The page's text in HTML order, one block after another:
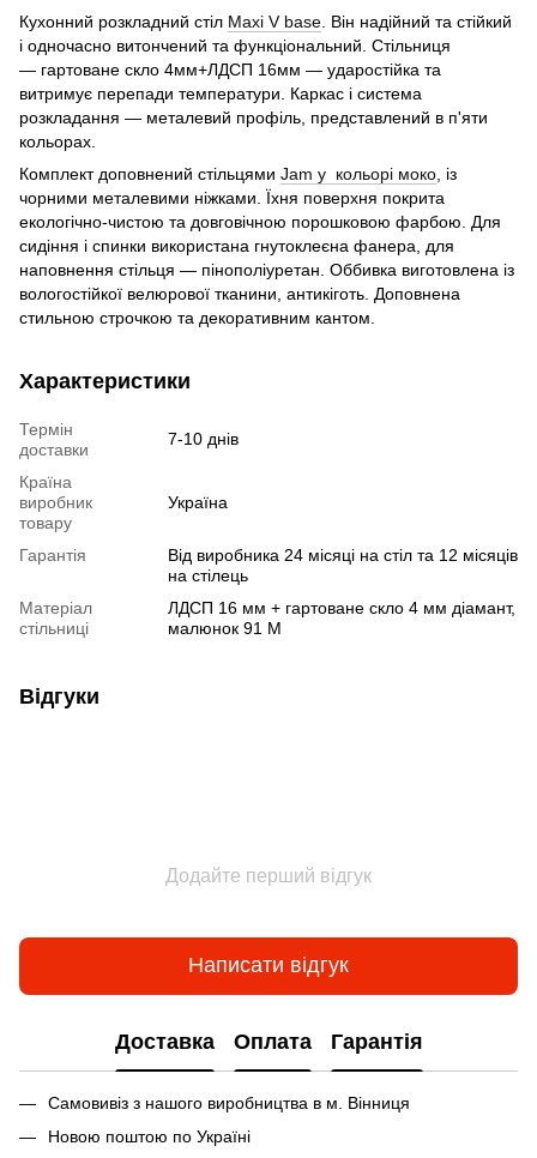
Кухонний розкладний стіл Maxi V base . Він надійний та стійкий
і одночасно витончений та функціональний. Стільниця
— гартоване скло 4мм+ЛДСП 16мм — ударостійка та
витримує перепади температури. Каркас і система
розкладання — металевий профіль, представлений в п'яти
кольорах.
Комплект доповнений стільцями Jam у кольорі моко , із
чорними металевими ніжками. Їхня поверхня покрита
екологічно-чистою та довговічною порошковою фарбою. Для
сидіння і спинки використана гнутоклеєна фанера, для
наповнення стільця — пінополіуретан. Оббивка виготовлена із
вологостійкої велюрової тканини, антикіготь. Доповнена
стильною строчкою та декоративним кантом.
Характеристики
Термін
доставки
7-10 днів
Країна
виробник
товару
Україна
Гарантія
Від виробника 24 місяці на стіл та 12 місяців
на стілець
Матеріал
стільниці
ЛДСП 16 мм + гартоване скло 4 мм діамант,
малюнок 91 М
Відгуки
Додайте перший відгук
Написати відгук
Доставка Оплата Гарантія
Самовивіз з нашого виробництва в м. Вінниця
Новою поштою по Україні